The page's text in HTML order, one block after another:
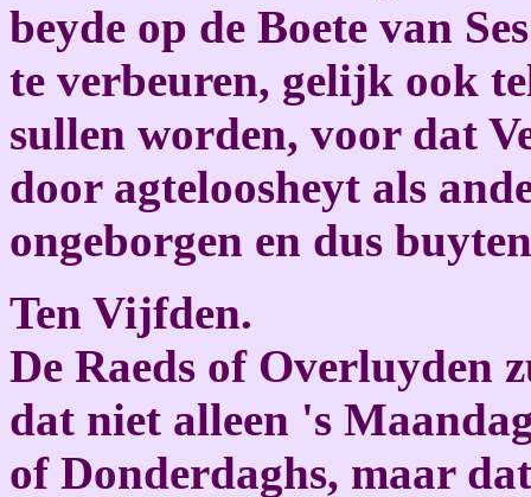
beyde op de Boete van
te verbeuren, gelijk ook
sullen worden, voor dat
door agteloosheyt als
ongeborgen en dus
Ten Vijfden.
De Raeds of Overluyden
dat niet alleen 's
of Donderdaghs, maar